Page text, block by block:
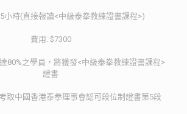
小時(直接報讀<中級泰拳教練證書課程>)
費用: $7300
80%之學員，將獲發<中級泰拳教練證書課程>
證書
取中國香港泰拳理事會認可段位制證書第5段